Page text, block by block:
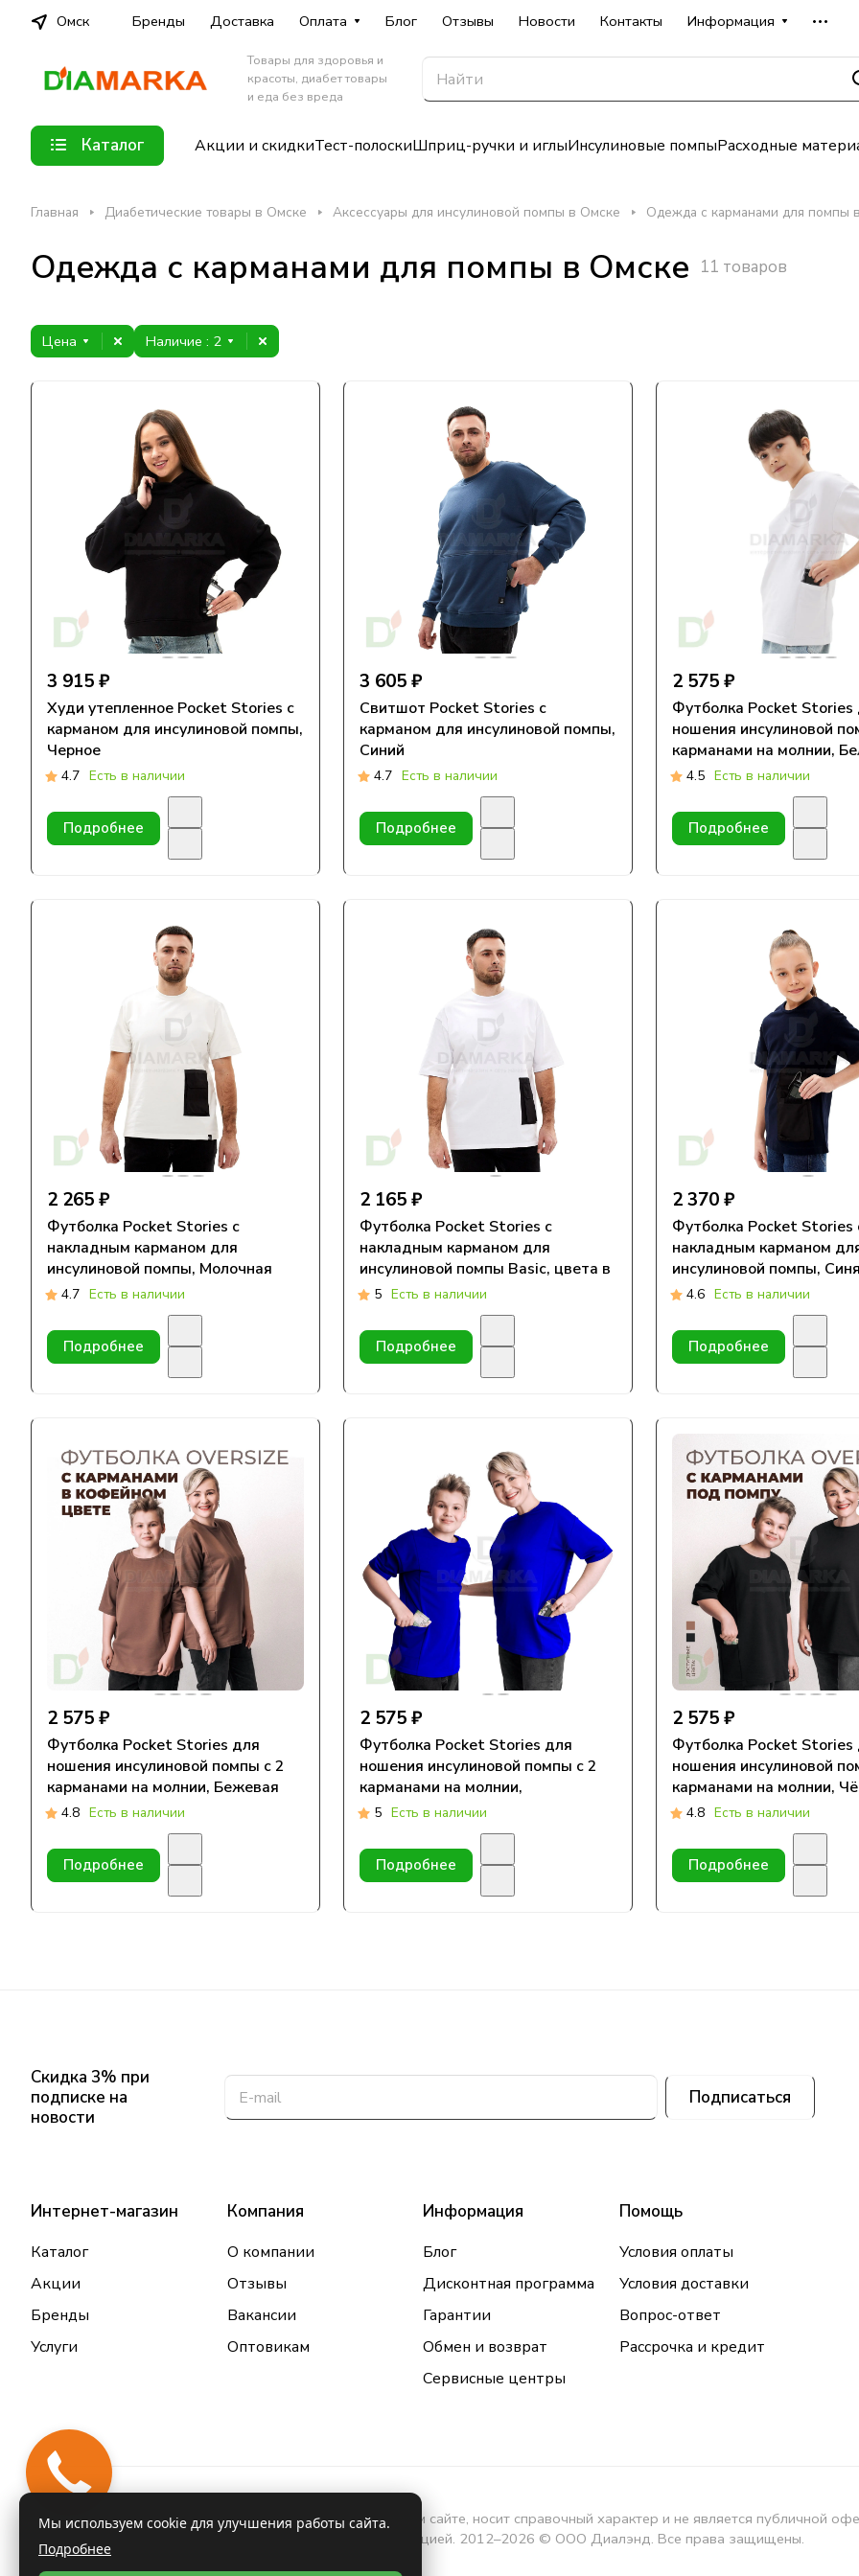
Омск Бренды Доставка Оплата Блог Отзывы Новости Контакты Информация
Товары для здоровья и
красоты, диабет товары
и еда без вреда
Каталог Акции и скидкиТест-полоскиШприц-ручки и иглыИнсулиновые помпыРасходные
Главная Диабетические товары в Омске Аксессуары для инсулиновой помпы в Омске Одежда с карманами для помпы
Одежда с карманами для помпы в Омске 11 товаров
Цена Наличие : 2
3 915 ₽
Худи утепленное Pocket Stories с
карманом для инсулиновой помпы,
Черное
4.7 Есть в наличии
Подробнее
3 605 ₽
Свитшот Pocket Stories с
карманом для инсулиновой помпы,
Синий
4.7 Есть в наличии
Подробнее
2 575 ₽
Футболка Pocket Stories
ношения инсулиновой
карманами на молнии,
4.5 Есть в наличии
Подробнее
2 265 ₽
Футболка Pocket Stories с
накладным карманом для
инсулиновой помпы, Молочная
4.7 Есть в наличии
Подробнее
2 165 ₽
Футболка Pocket Stories с
накладным карманом для
инсулиновой помпы Basic, цвета в
ассортименте
5 Есть в наличии
Подробнее
2 370 ₽
Футболка Pocket Stories
накладным карманом
инсулиновой помпы,
4.6 Есть в наличии
Подробнее
2 575 ₽
Футболка Pocket Stories для
ношения инсулиновой помпы с 2
карманами на молнии, Бежевая
4.8 Есть в наличии
Подробнее
2 575 ₽
Футболка Pocket Stories для
ношения инсулиновой помпы с 2
карманами на молнии,
Васильковая
5 Есть в наличии
Подробнее
2 575 ₽
Футболка Pocket Stories
ношения инсулиновой
карманами на молнии,
4.8 Есть в наличии
Подробнее
Скидка 3% при
подписке на
новости
Подписаться
Интернет-магазин
Каталог
Акции
Бренды
Услуги
Компания
О компании
Отзывы
Вакансии
Оптовикам
Информация
Блог
Дисконтная программа
Гарантии
Обмен и возврат
Сервисные центры
Помощь
Условия оплаты
Условия доставки
Вопрос-ответ
Рассрочка и кредит
Информация о товарах и услугах, размещенная на данном сайте, носит справочный характер и не является публичной
проконсультироваться с врачом и ознакомиться с инструкцией. 2012–2026 © ООО Диалэнд. Все права защищены.
Мы используем cookie для улучшения работы сайта.
Подробнее
Закажи
звонок